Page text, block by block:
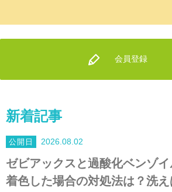
会員登録
新着記事
2026.08.02
ゼビアックスと過酸化ベンゾ
着色した場合の対処法は？洗